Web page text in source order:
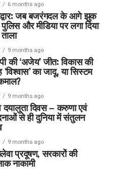
6 months ago
जब बजरंगदल के आगे झुक
और मीडिया पर लगा दिया
9 months ago
की ‘अजेय’ जीत: विकास की
का जादू, या सिस्टम
9 months ago
दयालुता दिवस – करुणा एवं
से ही दुनिया में संतुलन
9 months ago
प्रदूषण, सरकारों की
नाकामी